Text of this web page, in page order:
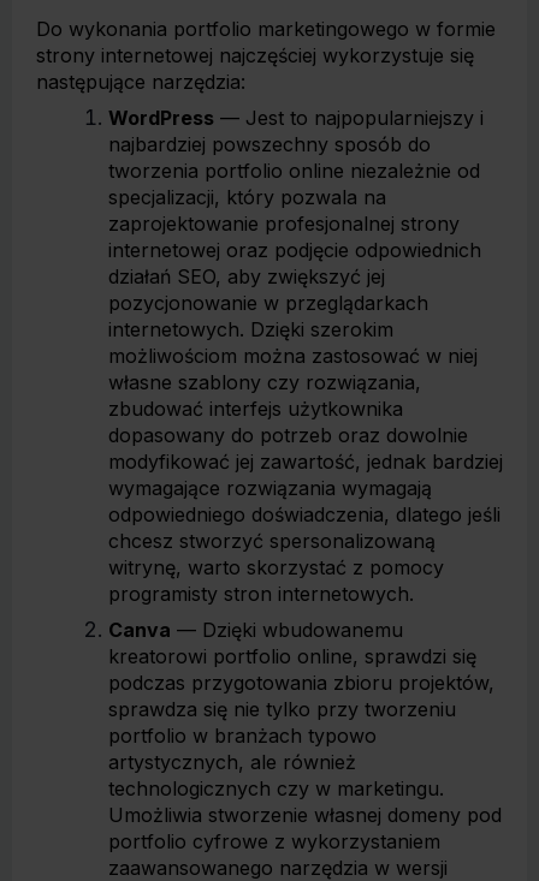
Do wykonania portfolio marketingowego w formie
strony internetowej najczęściej wykorzystuje się
następujące narzędzia:
WordPress — Jest to najpopularniejszy i
najbardziej powszechny sposób do
tworzenia portfolio online niezależnie od
specjalizacji, który pozwala na
zaprojektowanie profesjonalnej strony
internetowej oraz podjęcie odpowiednich
działań SEO, aby zwiększyć jej
pozycjonowanie w przeglądarkach
internetowych. Dzięki szerokim
możliwościom można zastosować w niej
własne szablony czy rozwiązania,
zbudować interfejs użytkownika
dopasowany do potrzeb oraz dowolnie
modyfikować jej zawartość, jednak bardziej
wymagające rozwiązania wymagają
odpowiedniego doświadczenia, dlatego jeśli
chcesz stworzyć spersonalizowaną
witrynę, warto skorzystać z pomocy
programisty stron internetowych.
Canva — Dzięki wbudowanemu
kreatorowi portfolio online, sprawdzi się
podczas przygotowania zbioru projektów,
sprawdza się nie tylko przy tworzeniu
portfolio w branżach typowo
artystycznych, ale również
technologicznych czy w marketingu.
Umożliwia stworzenie własnej domeny pod
portfolio cyfrowe z wykorzystaniem
zaawansowanego narzędzia w wersji